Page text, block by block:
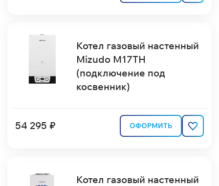
Котел газовый настенный
Mizudo M17TН
(подключение под
косвенник)
54 295 ₽ ОФОРМИТЬ
Котел газовый настенный